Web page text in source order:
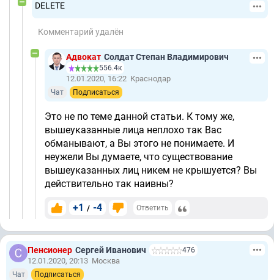
DELETE
Комментарий удалён
Адвокат Солдат Степан Владимирович
556.4к
12.01.2020, 16:22 Краснодар
Чат Подписаться
Это не по теме данной статьи. К тому же,
вышеуказанные лица неплохо так Вас
обманывают, а Вы этого не понимаете. И
неужели Вы думаете, что существование
вышеуказанных лиц никем не крышуется? Вы
действительно так наивны?
+1 / -4 Ответить
Пенсионер Сергей Иванович 476
12.01.2020, 20:13 Москва
Чат Подписаться